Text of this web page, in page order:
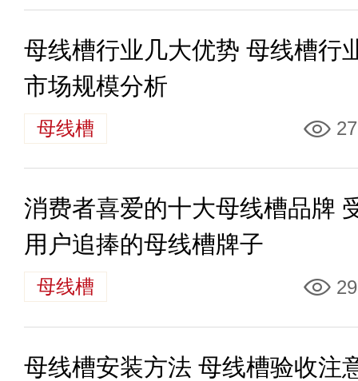
母线槽行业几大优势 母线槽行
市场规模分析
母线槽
消费者喜爱的十大母线槽品牌
用户追捧的母线槽牌子
母线槽
母线槽安装方法 母线槽验收注